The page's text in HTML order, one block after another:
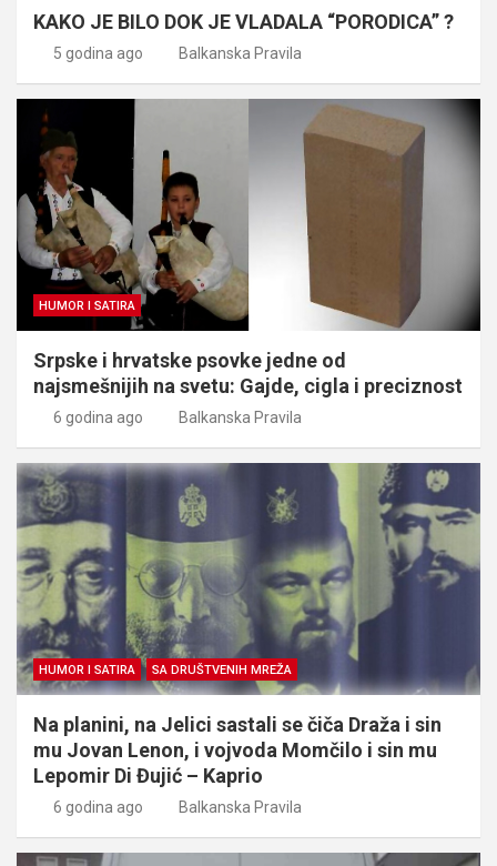
KAKO JE BILO DOK JE VLADALA “PORODICA” ?
5 godina ago Balkanska Pravila
HUMOR I SATIRA
Srpske i hrvatske psovke jedne od
najsmešnijih na svetu: Gajde, cigla i preciznost
6 godina ago Balkanska Pravila
HUMOR I SATIRA SA DRUŠTVENIH MREŽA
Na planini, na Jelici sastali se čiča Draža i sin
mu Jovan Lenon, i vojvoda Momčilo i sin mu
Lepomir Di Đujić – Kaprio
6 godina ago Balkanska Pravila